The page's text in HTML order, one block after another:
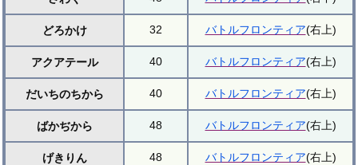
どろかけ 32 バトルフロンティア(右上)
アクアテール 40 バトルフロンティア(右上)
だいちのちから 40 バトルフロンティア(右上)
ばかぢから 48 バトルフロンティア(右上)
げきりん 48 バトルフロンティア(右上)